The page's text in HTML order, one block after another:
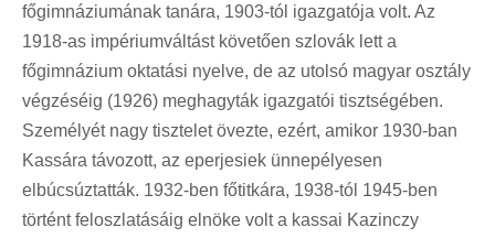
főgimnáziumának tanára, 1903-tól igazgatója volt. Az
1918-as impériumváltást követően szlovák lett a
főgimnázium oktatási nyelve, de az utolsó magyar osztály
végzéséig (1926) meghagyták igazgatói tisztségében.
Személyét nagy tisztelet övezte, ezért, amikor 1930-ban
Kassára távozott, az eperjesiek ünnepélyesen
elbúcsúztatták. 1932-ben főtitkára, 1938-tól 1945-ben
történt feloszlatásáig elnöke volt a kassai Kazinczy